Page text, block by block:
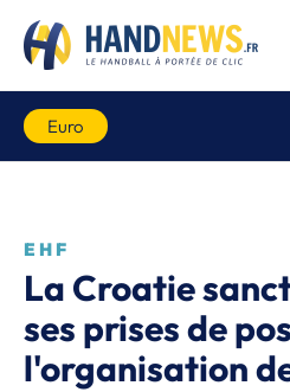
Euro
EHF
La Croatie
ses prises de
l'organisation